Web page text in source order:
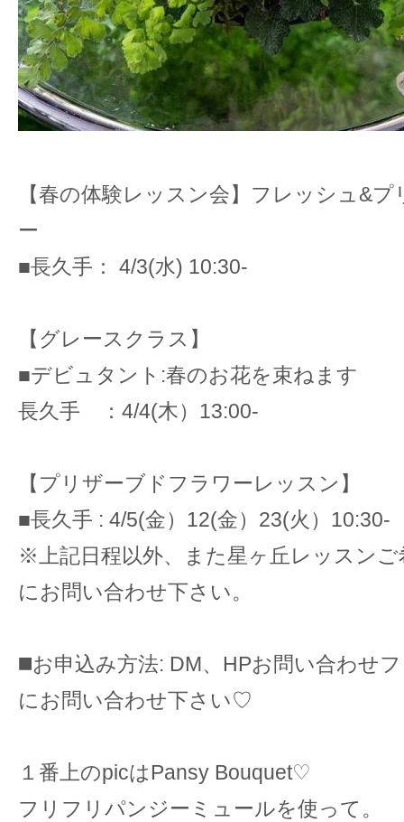
【春の体験レッスン会】フレッシュ&
ー
■長久手： 4/3(水) 10:30-
【グレースクラス】
■デビュタント:春のお花を束ねます
長久手 ：4/4(木）13:00-
【プリザーブドフラワーレッスン】
■長久手 : 4/5(金）12(金）23(火）10:30-
※上記日程以外、また星ヶ丘レッスン
にお問い合わせ下さい。
◼️お申込み方法: DM、HPお問い合わせ
にお問い合わせ下さい♡
１番上のpicはPansy Bouquet♡
フリフリパンジーミュールを使って。